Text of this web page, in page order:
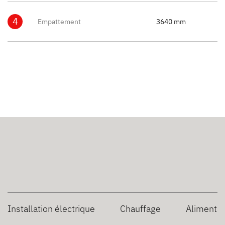
4 Empattement 3640 mm
Installation électrique Chauffage